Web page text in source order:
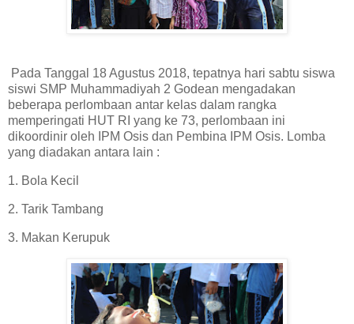
Pada Tanggal 18 Agustus 2018, tepatnya hari sabtu siswa
siswi SMP Muhammadiyah 2 Godean mengadakan
beberapa perlombaan antar kelas dalam rangka
memperingati HUT RI yang ke 73, perlombaan ini
dikoordinir oleh IPM Osis dan Pembina IPM Osis. Lomba
yang diadakan antara lain :
1. Bola Kecil
2. Tarik Tambang
3. Makan Kerupuk